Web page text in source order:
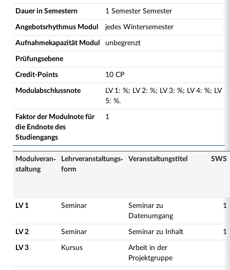
Dauer in Semestern 1 Semester Semester
Angebotsrhythmus Modul jedes Wintersemester
Aufnahmekapazität Modul unbegrenzt
Prüfungsebene
Credit-Points 10 CP
Modulabschlussnote LV 1: %; LV 2: %; LV 3: %; LV 4: %; LV
5: %.
Faktor der Modulnote für
die Endnote des
Studiengangs
1
Modulveran­
staltung
Lehrveranstaltungs­
form
Veranstaltungs­titel SWS
LV 1 Seminar
Seminar zu
Datenumgang
1
LV 2 Seminar Seminar zu Inhalt 1
LV 3 Kursus
Arbeit in der
Projektgruppe